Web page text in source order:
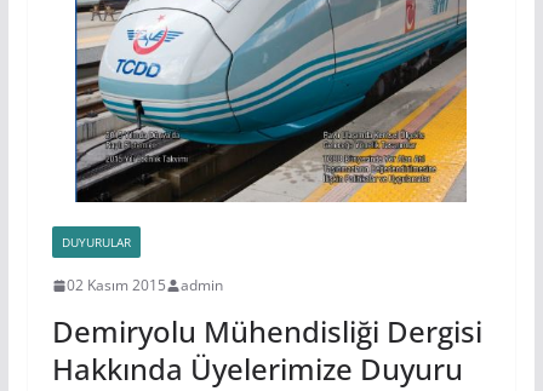
DUYURULAR
02 Kasım 2015 admin
Demiryolu Mühendisliği Dergisi
Hakkında Üyelerimize Duyuru